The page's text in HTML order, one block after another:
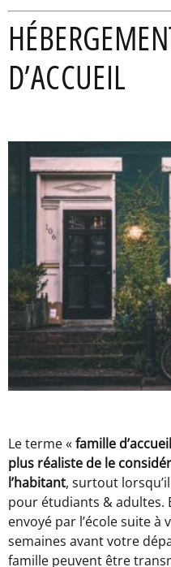
D’ACCUEIL
Le terme «famille d’accueil
plus réaliste de le
l’habitant, surtout
pour étudiants & adultes.
envoyé par l’école suite
semaines avant votre
famille peuvent être